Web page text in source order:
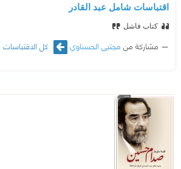
اقتباسات شامل عبد القادر
كتاب فاشل
مشاركة من مجتبى الحسناوي كل الاقتباسات